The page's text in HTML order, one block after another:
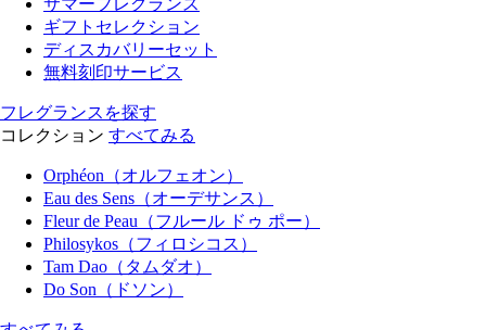
サマーフレグランス
ギフトセレクション
ディスカバリーセット
無料刻印サービス
フレグランスを探す
コレクション すべてみる
Orphéon（オルフェオン）
Eau des Sens（オーデサンス）
Fleur de Peau（フルール ドゥ ポー）
Philosykos（フィロシコス）
Tam Dao（タムダオ）
Do Son（ドソン）